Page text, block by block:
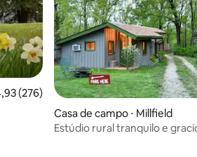
de uma avaliação média de 5, 276
(276)
Casa de campo ⋅ Millfield
Estúdio rural tranquilo e